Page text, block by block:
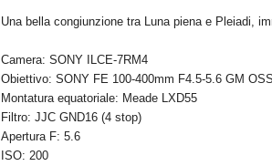
Una bella congiunzione tra Luna piena e Pleiadi,
Camera: SONY ILCE-7RM4
Obiettivo: SONY FE 100-400mm F4.5-5.6 GM OSS
Montatura equatoriale: Meade LXD55
Filtro: JJC GND16 (4 stop)
Apertura F: 5.6
ISO: 200